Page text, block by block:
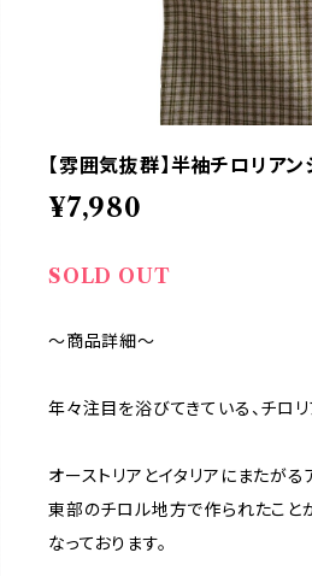
【雰囲気抜群】半袖チロリア
¥7,980
SOLD OUT
～商品詳細～
年々注目を浴びてきている、チロリ
オーストリアとイタリアにまたが
東部のチロル地方で作られたこと
なっております。